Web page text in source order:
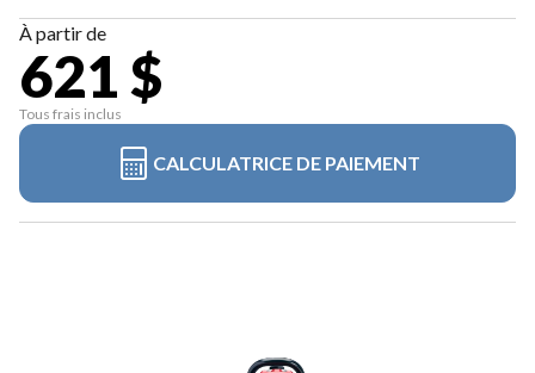
À partir de
621 $
Tous frais inclus
CALCULATRICE DE PAIEMENT